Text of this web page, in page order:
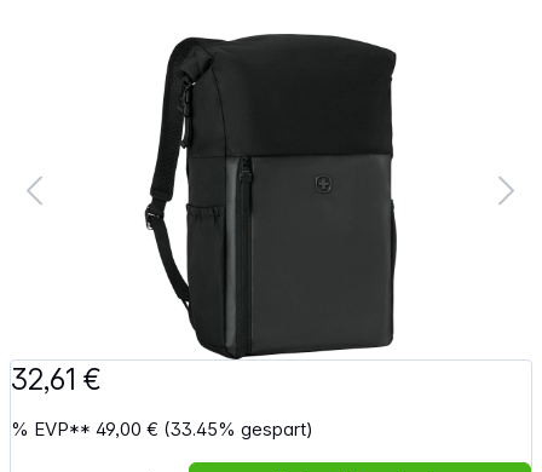
Bildergalerie überspringen
32,61 €
% EVP**49,00 € (33.45% gespart)